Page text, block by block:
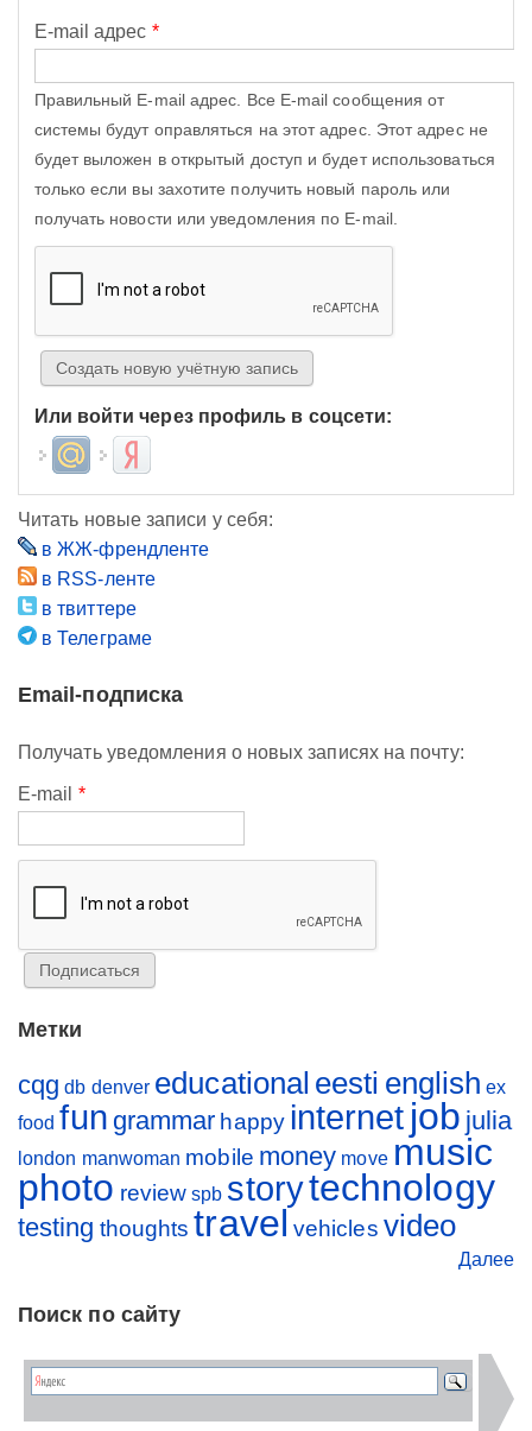
E-mail адрес *
Правильный E-mail адрес. Все E-mail сообщения от
системы будут оправляться на этот адрес. Этот адрес не
будет выложен в открытый доступ и будет использоваться
только если вы захотите получить новый пароль или
получать новости или уведомления по E-mail.
Или войти через профиль в соцсети:
Login with Mail.ruLogin with Яндекс
Читать новые записи у себя:
в ЖЖ-френдленте
в RSS-ленте
в твиттере
в Телеграме
Email-подписка
Получать уведомления о новых записях на почту:
E-mail *
Метки
cqg db denver educational eesti english ex
food fun grammar happy internet job julia
london manwoman mobile money move music
photo review spb storytechnology
testing thoughts travel vehicles video
Далее
Поиск по сайту